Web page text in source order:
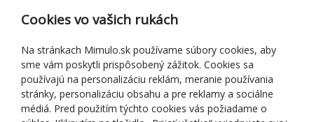
Reklamácia
Darčekové poukážky
Zľavové kupóny
Blog
O predajcovi
Mimulo.sk
Cookies vo vašich rukách
Na stránkach Mimulo.sk používame súbory cookies, aby
sme vám poskytli prispôsobený zážitok. Cookies sa
používajú na personalizáciu reklám, meranie používania
stránky, personalizáciu obsahu a pre reklamy a sociálne
médiá. Pred použitím týchto cookies vás požiadame o